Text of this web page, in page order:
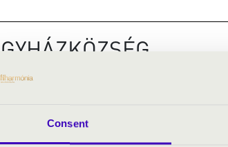
Consent
Építés éve:
száma: